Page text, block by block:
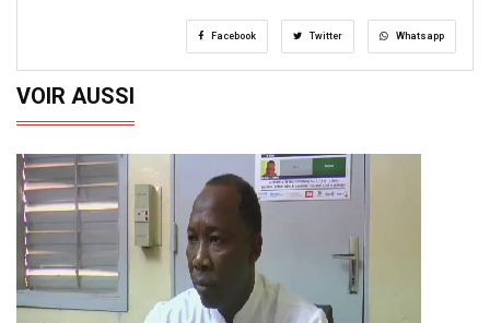
Facebook Twitter Whatsapp
VOIR AUSSI